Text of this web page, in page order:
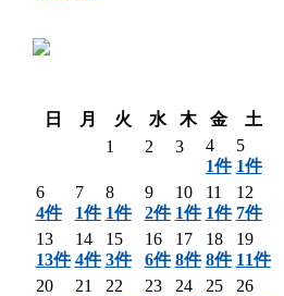
日
月 火 水 木 金
土
1
2 3
4
1件
5
1件
6
4件
7
1件
8
1件
9
2件
10
1件
11
1件
12
7件
13
13件
14
4件
15
3件
16
6件
17
8件
18
8件
19
11件
20
21
22
23
24
25
26